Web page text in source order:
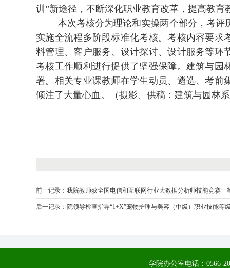
训”新途径，不断深化职业教育改革，提高教
本次考核分为理论和实操两个部分，考评
实施全流程多阶段标准化考核。考核内容要求
料管理、客户服务、设计探讨、设计服务等环
考核工作顺利进行提供了坚强保障。建筑与
署。相关专业课教师在学生动员、遴选、考
倾注了大量心血。
（摄影、供稿：建筑与园林
前一记录： 我院教师获全国电信和互联网行业大数据分析师技能竞赛一
后一记录： 院领导检查指导“1+X”宠物护理与美容（中级）职业技能等
学院办公室电话：0566-